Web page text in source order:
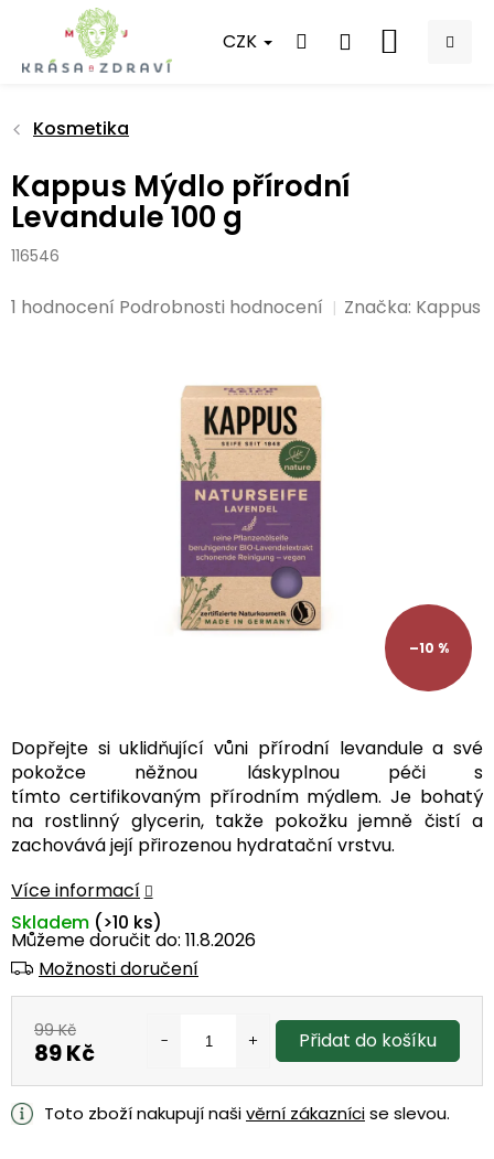
obsah
CZK
NÁKUPNÍ
Kosmetika
Kappus Mýdlo přírodní
Levandule 100 g
116546
Průměrné
1 hodnocení Podrobnosti hodnocení Značka: Kappus
–10 %
Dopřejte si uklidňující vůni přírodní levandule a své
pokožce něžnou láskyplnou péči s
tímto certifikovaným přírodním mýdlem. Je bohatý
na rostlinný glycerin, takže pokožku jemně čistí a
zachovává její přirozenou hydratační vrstvu.
Více informací
Můžeme doručit do: 11.8.2026
Možnosti doručení
Skladem (>10 ks)
99 Kč
89 Kč Přidat do košíku
Toto zboží nakupují našivěrní zákaznícise slevou.